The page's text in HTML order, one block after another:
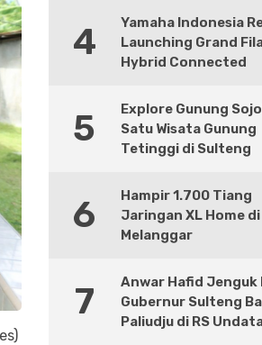
4
Yamaha Indonesia
Launching Grand
Hybrid Connected
5
Explore Gunung
Satu Wisata Gunung
Tetinggi di Sulteng
6
Hampir 1.700 Tiang
Jaringan XL Home di
Melanggar
7
Anwar Hafid Jenguk
Gubernur Sulteng
Paliudju di RS